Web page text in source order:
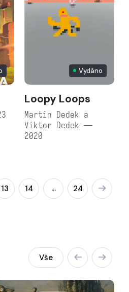
Vydáno
Loopy Loops
Martin Dedek a
Viktor Dedek —
2020
13 14 … 24
Vše